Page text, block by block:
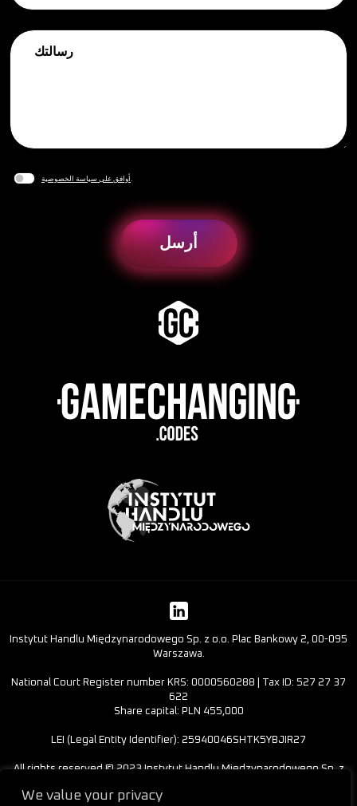
أوافق على سياسة الخصوصية .
أرسل
Instytut Handlu Międzynarodowego Sp. z o.o. Plac Bankowy 2, 00-095
Warszawa.
National Court Register number KRS: 0000560288 | Tax ID: 527 27 37
622
Share capital: PLN 455,000
LEI (Legal Entity Identifier): 25940046SHTK5YBJIR27
All rights reserved © 2023 Instytut Handlu Międzynarodowego Sp. z